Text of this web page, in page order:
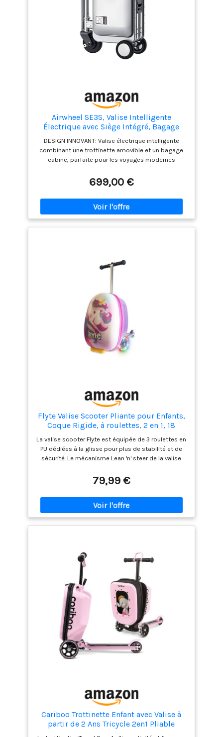
Airwheel SE3S, Valise Intelligente
Électrique avec Siège Intégré, Bagage
Cabine en Aluminium, Gris (Argent)
DESIGN INNOVANT: Valise électrique intelligente
combinant une trottinette amovible et un bagage
cabine, parfaite pour les voyages modernes
intégrée et d'un système de verrouillage robuste
pour protéger vos effets personnels POLYVALENCE:
Se transforme facilement d'une valise classique en
trottinette portable, idéale pour les déplacements
en aéroport CONSTRUCTION DURABLE: Structure en
aluminium et coque rigide résistante aux chocs,
ajustable pour un confort personnalisé
699,00 €
Flyte Valise Scooter Pliante pour Enfants,
Coque Rigide, à roulettes, 2 en 1, 18
Pouces, capacité de 25 litres, Luna la
Licorne
La valise scooter Flyte est équipée de 3 roulettes en
PU dédiées à la glisse pour plus de stabilité et de
sécurité. Le mécanisme Lean 'n' steer de la valise
motricité en toute sécurité tout en s'amusant. La
valise scooter pour enfants Flyte est parfaite
comme scooter Lean 'n' steer et comme valise à
emporter. Sa conception imperméable vous
permet d'utiliser votre valise scooter Flyte lors de
vos voyages sans vous soucier de la météo lorsque
zippée séparée pour garder vos vêtements et vos
objets en sécurité et bien rangés lorsque vous
79,99 €
Cariboo Trottinette Enfant avec Valise à
partir de 2 Ans Tricycle 2en1 Pliable
Réglable en Hauteur Jusqu’à 50 kg